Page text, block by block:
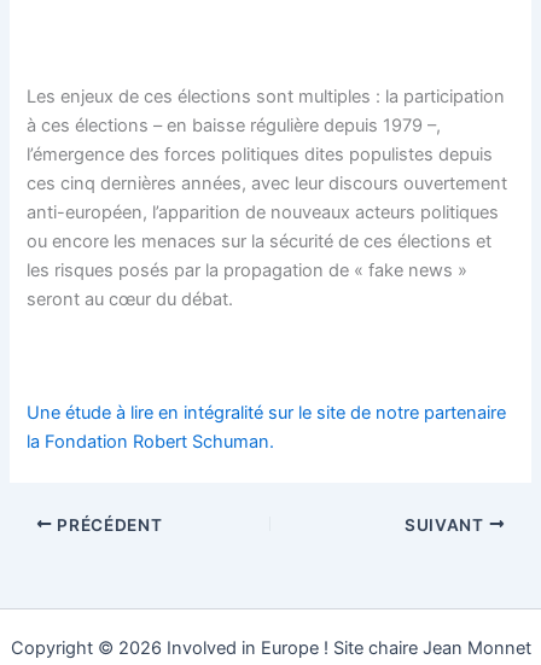
Les enjeux de ces élections sont multiples : la participation
à ces élections – en baisse régulière depuis 1979 –,
l’émergence des forces politiques dites populistes depuis
ces cinq dernières années, avec leur discours ouvertement
anti-européen, l’apparition de nouveaux acteurs politiques
ou encore les menaces sur la sécurité de ces élections et
les risques posés par la propagation de « fake news »
seront au cœur du débat.
Une étude à lire en intégralité sur le site de notre partenaire
la Fondation Robert Schuman.
PRÉCÉDENT SUIVANT
Copyright © 2026 Involved in Europe ! Site chaire Jean Monnet